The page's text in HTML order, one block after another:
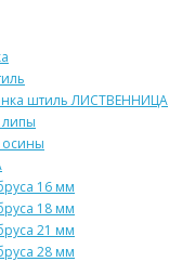
штиль ЛИСТВЕННИЦА
липы
осины
16 мм
18 мм
21 мм
28 мм